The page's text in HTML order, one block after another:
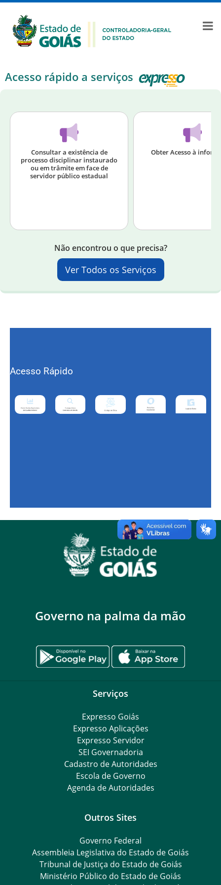
Acesso rápido a serviços
Consultar a existência de
processo disciplinar instaurado
ou em trâmite em face de
servidor público estadual
Obter Acesso à
Não encontrou o que precisa?
Ver Todos os Serviços
Acesso Rápido
Governo na palma da mão
Serviços
Expresso Goiás
Expresso Aplicações
Expresso Servidor
SEI Governadoria
Cadastro de Autoridades
Escola de Governo
Agenda de Autoridades
Outros Sites
Governo Federal
Assembleia Legislativa do Estado de Goiás
Tribunal de Justiça do Estado de Goiás
Ministério Público do Estado de Goiás